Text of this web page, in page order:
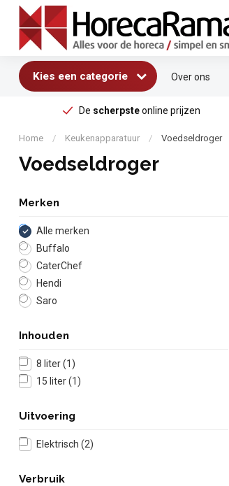
Kies een categorie Over ons
De scherpsteonline prijzen
Home / Keukenapparatuur / Voedseldroger
Voedseldroger
Merken
Alle merken
Buffalo
CaterChef
Hendi
Saro
Inhouden
8 liter(1)
15 liter(1)
Uitvoering
Elektrisch (2)
Verbruik